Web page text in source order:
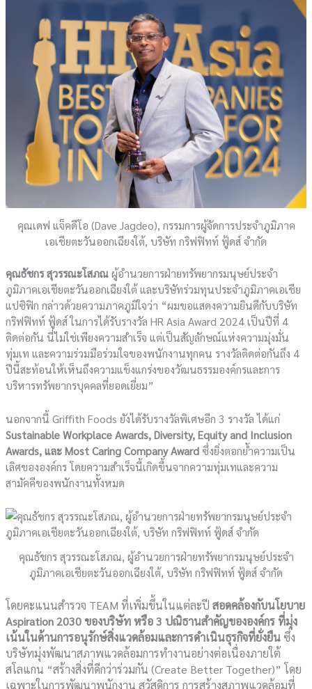
คุณเดฟ แจ็คดีโอ (Dave Jagdeo), กรรมการผู้จัดการประจำภูมิภาค
เอเชียตะวันออกเฉียงใต้, บริษัท กริฟฟิทท์ ฟู้ดส์ จำกัด
คุณธัชกร สุวรรณะโสภณผู้อำนวยการฝ่ายทรัพยากรมนุษย์ประจำ
ภูมิภาคเอเชียตะวันออกเฉียงใต้ และบริษัทร่วมทุนประจำภูมิภาคเอเชีย
แปซิฟิก กล่าวด้วยความภาคภูมิใจว่า “ผมขอแสดงความยินดีกับบริษัท
กริฟฟิทท์ ฟู้ดส์ ในการได้รับรางวัล HR Asia Award 2024 เป็นปีที่ 4
ติดต่อกัน นี่ไม่ใช่เพียงความสำเร็จ แต่เป็นสัญลักษณ์แห่งความมุ่งมั่น
ทุ่มเท และความร่วมมือร่วมใจของพนักงานทุกคน รางวัลติดต่อกันถึง 4
ปีนี้สะท้อนให้เห็นถึงความแข็งแกร่งของวัฒนธรรมองค์กรและการ
บริหารทรัพยากรบุคคลที่ยอดเยี่ยม”
นอกจากนี้ Griffith Foods ยังได้รับรางวัลพิเศษอีก 3 รางวัล ได้แก่
Sustainable Workplace Awards, Diversity, Equity and Inclusion
Awards, และ Most Caring Company Award ซึ่งยิ่งตอกย้ำความเป็น
เลิศขององค์กร โดยความสำเร็จนี้เกิดขึ้นจากความทุ่มเทและความ
สามัคคีของพนักงานทั้งหมด
คุณธัชกร สุวรรณะโสภณ, ผู้อำนวยการฝ่ายทรัพยากรมนุษย์ประจำ
ภูมิภาคเอเชียตะวันออกเฉียงใต้, บริษัท กริฟฟิทท์ ฟู้ดส์ จำกัด
โดยคะแนนสำรวจ TEAM ที่เพิ่มขึ้นในแต่ละปีสอดคล้องกับนโยบาย
Aspiration 2030 ของบริษัท หรือ 3 ปณิธานสำคัญขององค์กร ที่มุ่ง
เน้นในด้านการอนุรักษ์สิ่งแวดล้อมและการดำเนินธุรกิจที่ยั่งยืนซึ่ง
บริษัทมุ่งพัฒนาสภาพแวดล้อมการทำงานอย่างต่อเนื่องภายใต้
สโลแกน “สร้างสิ่งที่ดีกว่าร่วมกัน (Create Better Together)” โดย
เฉพาะในการพัฒนาพนักงาน สวัสดิการ การสร้างสภาพแวดล้อมที่